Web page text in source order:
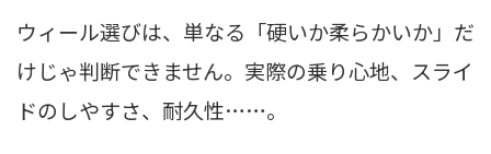
ウィール選びは、単なる「硬いか柔らかいか」だ
けじゃ判断できません。実際の乗り心地、スライ
ドのしやすさ、耐久性……。